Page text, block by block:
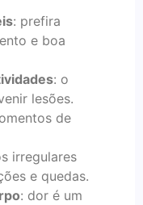
: prefira
e boa
: o
lesões.
de
irregulares
e quedas.
: dor é um